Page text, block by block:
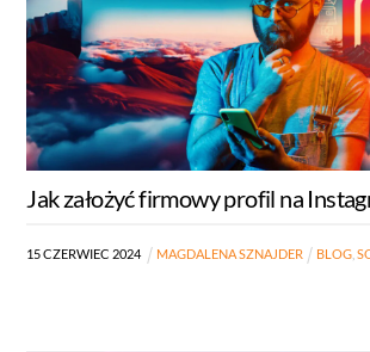
Jak założyć firmowy profil na
15CZERWIEC 2024 MAGDALENA SZNAJDER BLOG,